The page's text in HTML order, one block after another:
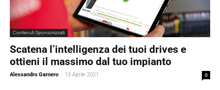
Contenuti Sponsorizzati
Scatena l’intelligenza dei tuoi drives e
ottieni il massimo dal tuo impianto
Alessandro Garnero - 13 Aprile 2021 0